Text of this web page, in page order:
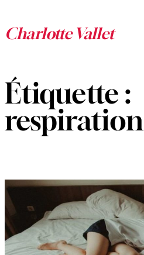
contenu
Étiquette :
respiration